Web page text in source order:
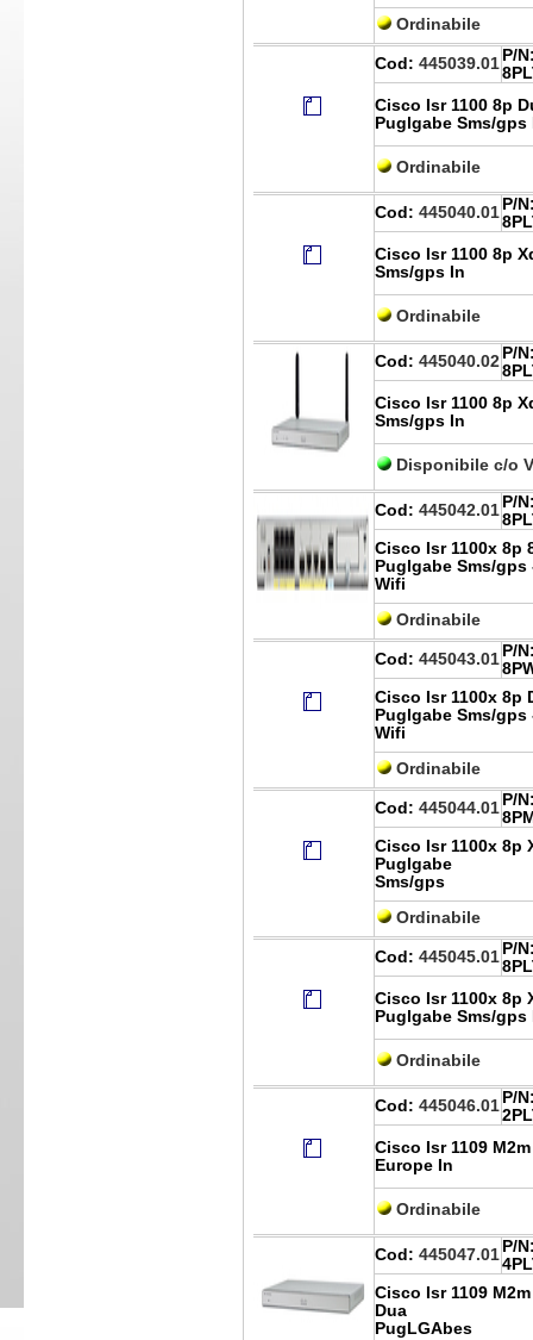
Ordinabile
Cod: 445039.01 P/
Cisco Isr 1100 8p
Puglgabe Sms/gps
Ordinabile
Cod: 445040.01 P/
Cisco Isr 1100 8p
Sms/gps In
Ordinabile
Cod: 445040.02 P/
Cisco Isr 1100 8p
Sms/gps In
Disponibile c/o
Cod: 445042.01 P/
Cisco Isr 1100x 8p
Puglgabe Sms/gps
Wifi
Ordinabile
Cod: 445043.01 P/
Cisco Isr 1100x 8p
Puglgabe Sms/gps
Wifi
Ordinabile
Cod: 445044.01 P/
Cisco Isr 1100x 8p
Puglgabe
Sms/gps
Ordinabile
Cod: 445045.01 P/
Cisco Isr 1100x 8p
Puglgabe Sms/gps
Ordinabile
Cod: 445046.01 P/
Cisco Isr 1109
Europe In
Ordinabile
Cod: 445047.01 P/
Cisco Isr 1109
Dua
PugLGAbes